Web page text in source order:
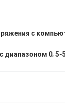
с
диапазоном 0, 5-